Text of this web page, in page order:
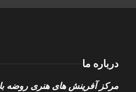
درباره ما
مرکز آفرینش های هنری روضه